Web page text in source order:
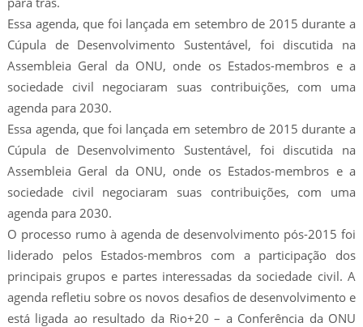
Essa agenda, que foi lançada em setembro de 2015 durante a
Cúpula de Desenvolvimento Sustentável, foi discutida na
Assembleia Geral da ONU, onde os Estados-membros e a
sociedade civil negociaram suas contribuições, com uma
agenda para 2030.
Essa agenda, que foi lançada em setembro de 2015 durante a
Cúpula de Desenvolvimento Sustentável, foi discutida na
Assembleia Geral da ONU, onde os Estados-membros e a
sociedade civil negociaram suas contribuições, com uma
agenda para 2030.
O processo rumo à agenda de desenvolvimento pós-2015 foi
liderado pelos Estados-membros com a participação dos
principais grupos e partes interessadas da sociedade civil. A
agenda refletiu sobre os novos desafios de desenvolvimento e
está ligada ao resultado da Rio+20 – a Conferência da ONU